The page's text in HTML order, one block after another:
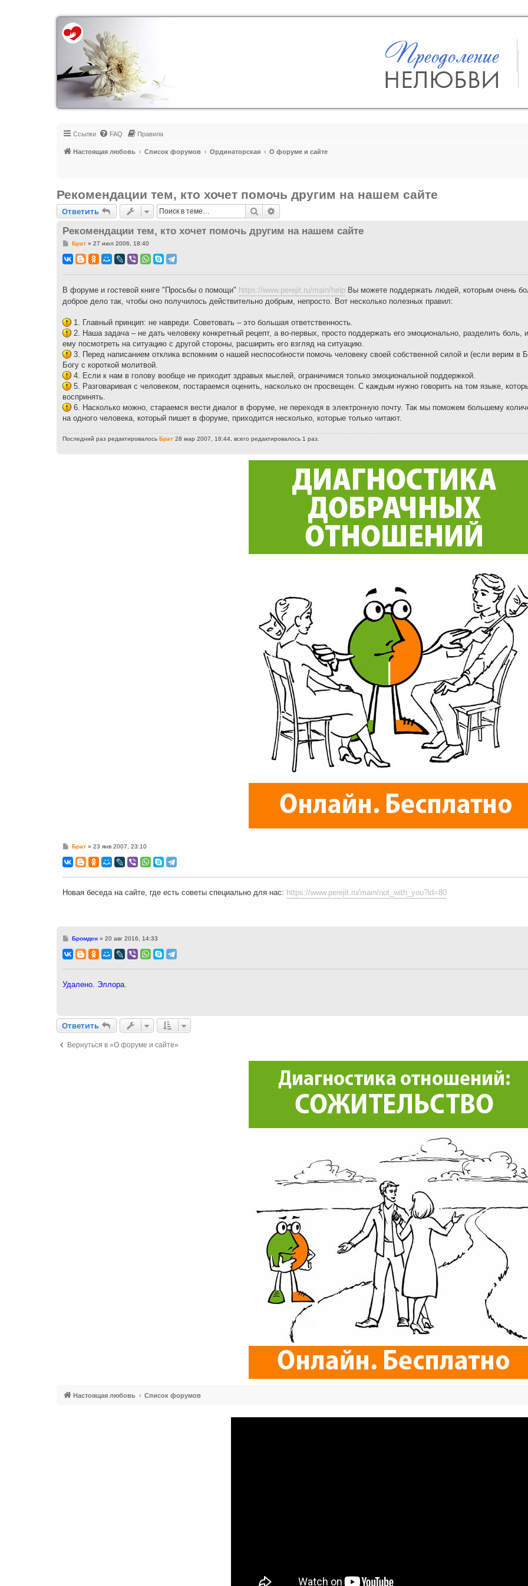
Регистрация
Ссылки FAQ Правила
Настоящая любовь Список форумов Ординаторская О форуме и сайте
Рекомендации тем, кто хочет помочь другим на нашем сайте
Ответить
Ответить Поиск
Рекомендации тем, кто хочет помочь другим на нашем сайте
С
о
б
и
е
Брат» 27 июл 2006, 18:40
В форуме и гостевой книге "Просьбы о помощи" https://www.perejit.ru/main/help Вы можете поддержать людей, которым очень
доброе дело так, чтобы оно получилось действительно добрым, непросто. Вот несколько полезных правил:
1. Главный принцип: не навреди. Советовать – это большая ответственность.
2. Наша задача – не дать человеку конкретный рецепт, а во-первых, просто поддержать его эмоционально, разделить боль,
ему посмотреть на ситуацию с другой стороны, расширить его взгляд на ситуацию.
3. Перед написанием отклика вспомним о нашей неспособности помочь человеку своей собственной силой и (если верим в
Богу с короткой молитвой.
4. Если к нам в голову вообще не приходит здравых мыслей, ограничимся только эмоциональной поддержкой.
5. Разговаривая с человеком, постараемся оценить, насколько он просвещен. С каждым нужно говорить на том языке,
воспринять.
6. Насколько можно, стараемся вести диалог в форуме, не переходя в электронную почту. Так мы поможем большему
на одного человека, который пишет в форуме, приходится несколько, которые только читают.
Последний раз редактировалось Брат 28 мар 2007, 18:44, всего редактировалось 1 раз.
С
о
б
и
Брат» 23 янв 2007, 23:10
Новая беседа на сайте, где есть советы специально для нас: https://www.perejit.ru/main/not_with_you?id=80
С
о
б
и
Бромден» 20 авг 2016, 14:33
Удалено. Эллора.
Ответить
Ответить
Вернуться в «О форуме и сайте»
Настоящая любовь Список форумов